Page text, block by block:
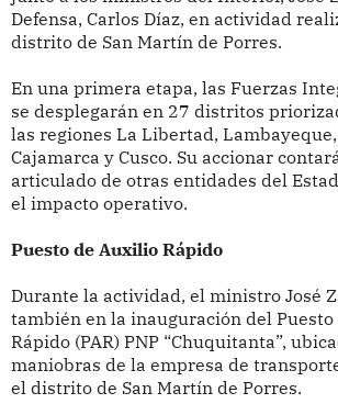
Defensa, Carlos Díaz, en actividad
distrito de San Martín de Porres.
En una primera etapa, las Fuerzas
se desplegarán en 27 distritos
las regiones La Libertad,
Cajamarca y Cusco. Su accionar
articulado de otras entidades del
el impacto operativo.
Puesto de Auxilio Rápido
Durante la actividad, el ministro José
también en la inauguración del
Rápido (PAR) PNP “Chuquitanta”,
maniobras de la empresa de
el distrito de San Martín de Porres.